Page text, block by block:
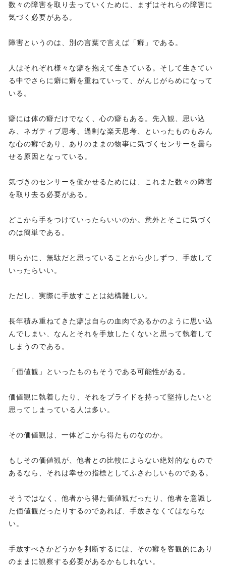
数々の障害を取り去っていくために、まずはそれらの障害に
気づく必要がある。
障害というのは、別の言葉で言えば「癖」である。
人はそれぞれ様々な癖を抱えて生きている。そして生きてい
る中でさらに癖に癖を重ねていって、がんじがらめになって
いる。
癖には体の癖だけでなく、心の癖もある。先入観、思い込
み、ネガティブ思考、過剰な楽天思考、といったものもみん
な心の癖であり、ありのままの物事に気づくセンサーを曇ら
せる原因となっている。
気づきのセンサーを働かせるためには、これまた数々の障害
を取り去る必要がある。
どこから手をつけていったらいいのか。意外とそこに気づく
のは簡単である。
明らかに、無駄だと思っていることから少しずつ、手放して
いったらいい。
ただし、実際に手放すことは結構難しい。
長年積み重ねてきた癖は自らの血肉であるかのように思い込
んでしまい、なんとそれを手放したくないと思って執着して
しまうのである。
「価値観」といったものもそうである可能性がある。
価値観に執着したり、それをプライドを持って堅持したいと
思ってしまっている人は多い。
その価値観は、一体どこから得たものなのか。
もしその価値観が、他者との比較によらない絶対的なもので
あるなら、それは幸せの指標としてふさわしいものである。
そうではなく、他者から得た価値観だったり、他者を意識し
た価値観だったりするのであれば、手放さなくてはならな
い。
手放すべきかどうかを判断するには、その癖を客観的にあり
のままに観察する必要があるかもしれない。